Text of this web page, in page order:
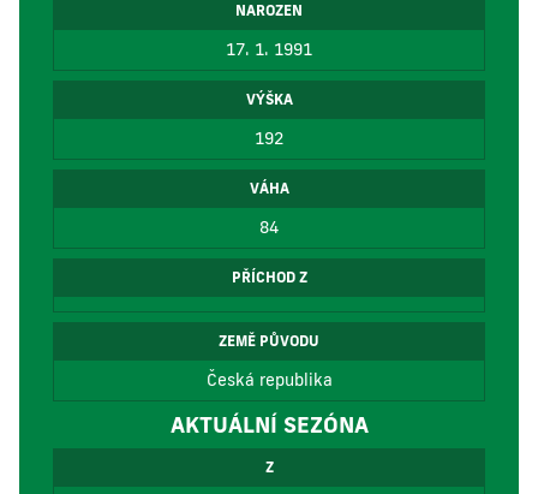
NAROZEN
17. 1. 1991
VÝŠKA
192
VÁHA
84
PŘÍCHOD Z
ZEMĚ PŮVODU
Česká republika
AKTUÁLNÍ SEZÓNA
Z